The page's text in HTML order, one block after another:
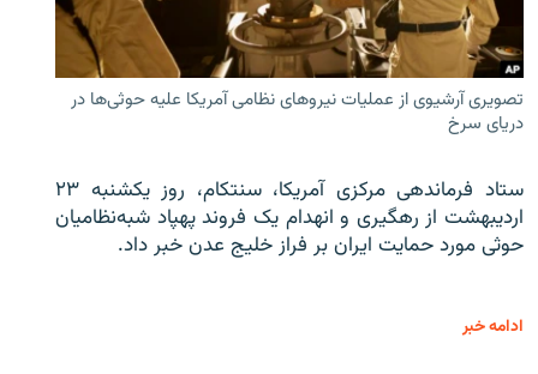
تصویری آرشیوی از عملیات نیروهای نظامی آمریکا علیه حوثی‌ها در
دریای سرخ
ستاد فرماندهی مرکزی آمریکا، سنتکام، روز یکشنبه ۲۳
اردیبهشت از رهگیری و انهدام یک فروند پهپاد شبه‌نظامیان
حوثی‌ مورد حمایت ایران بر فراز خلیج عدن خبر داد.
ادامه خبر